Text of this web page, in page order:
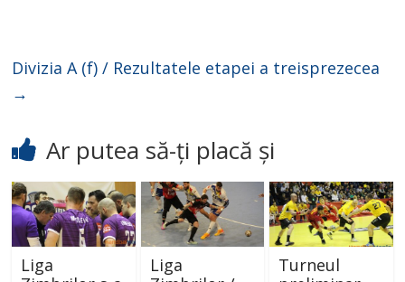
Divizia A (f) / Rezultatele etapei a treisprezecea
→
Ar putea să-ți placă și
Liga
Liga
Turneul